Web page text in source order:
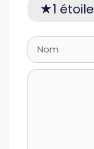
1 étoile